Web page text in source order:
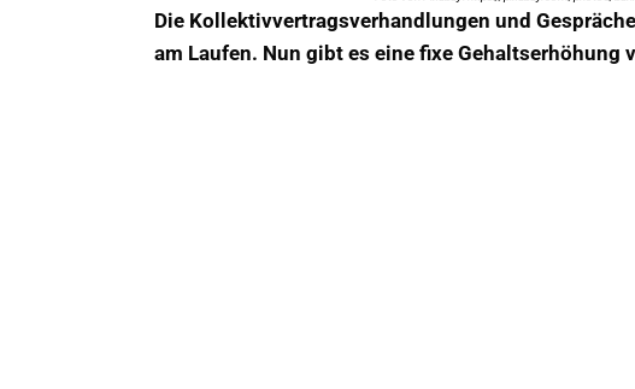
Die Kollektivvertragsverhandlungen und
am Laufen. Nun gibt es eine fixe Gehaltserhöhung